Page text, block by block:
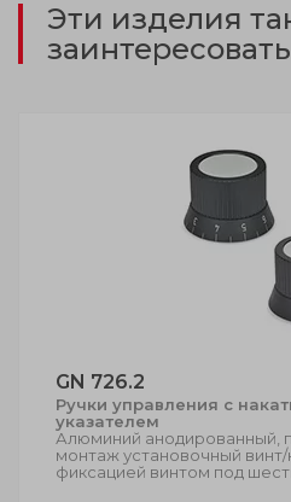
Эти изделия
заинтересовать
GN 726.2
Ручки управления с
указателем
Алюминий анодированный,
монтаж установочный винт/
фиксацией винтом под